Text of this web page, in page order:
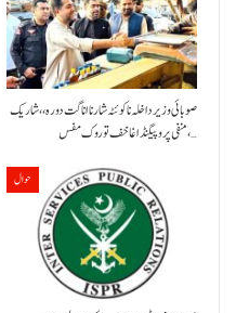
صوبائی وزیر داخلہ نا کوئٹہ شار نا اناگت دورہ،، شاریک
منفی پروپیگنڈا غا خف توروک مفس،…
حوال